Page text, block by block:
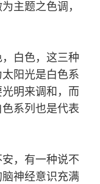
主题之色调，
白色，这三种
阳光是白色系
明来调和，而
系列也是代表
，有一种说不
神经意识充满